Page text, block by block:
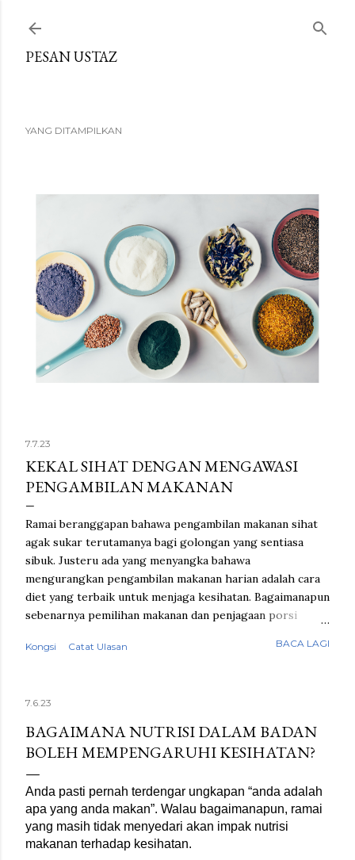
PESAN USTAZ
YANG DITAMPILKAN
7.7.23
KEKAL SIHAT DENGAN MENGAWASI
PENGAMBILAN MAKANAN
Ramai beranggapan bahawa pengambilan makanan sihat
agak sukar terutamanya bagi golongan yang sentiasa
sibuk. Justeru ada yang menyangka bahawa
mengurangkan pengambilan makanan harian adalah cara
diet yang terbaik untuk menjaga kesihatan. Bagaimanapun
sebenarnya pemilihan makanan dan penjagaan porsi
nutrisi yang diperlukan tanpa perlu menahan rasa lapar.
masa makan yang tetap dan teratur. Sarapan pagi
merupakan masa makan yang paling penting namun
yang baik akan memastikan tubuh anda memperoleh
tenaga dan nutrisi yang cukup untuk menjalankan kerja-
kerja harian dengan lebih produktif. Begitu juga dengan
waktu makan tengah hari dan makan malam. Elakkan
waktu makan tengah hari dan makan malam yang terlalu
lewat dari norma. Waktu makan tengah hari yang ideal
Kongsi Catat Ulasan BACA LAGI
7.6.23
BAGAIMANA NUTRISI DALAM BADAN
BOLEH MEMPENGARUHI KESIHATAN?
Anda pasti pernah terdengar ungkapan “anda adalah
apa yang anda makan”. Walau bagaimanapun, ramai
yang masih tidak menyedari akan impak nutrisi
makanan terhadap kesihatan.